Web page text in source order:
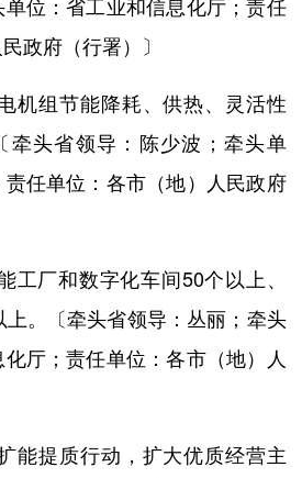
位：省工业和信息化厅；责任
政府（行署）〕
机组节能降耗、供热、灵活性
牵头省领导：陈少波；牵头单
任单位：各市（地）人民政府
工厂和数字化车间50个以上、
。〔牵头省领导：丛丽；牵头
厅；责任单位：各市（地）人
能提质行动，扩大优质经营主